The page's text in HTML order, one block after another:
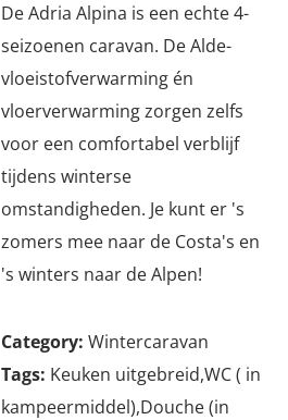
De Adria Alpina is een echte 4-
seizoenen caravan. De Alde-
vloeistofverwarming én
vloerverwarming zorgen zelfs
voor een comfortabel verblijf
tijdens winterse
omstandigheden. Je kunt er 's
zomers mee naar de Costa's en
's winters naar de Alpen!
Category: Wintercaravan
Tags: Keuken uitgebreid,WC ( in
kampeermiddel),Douche (in